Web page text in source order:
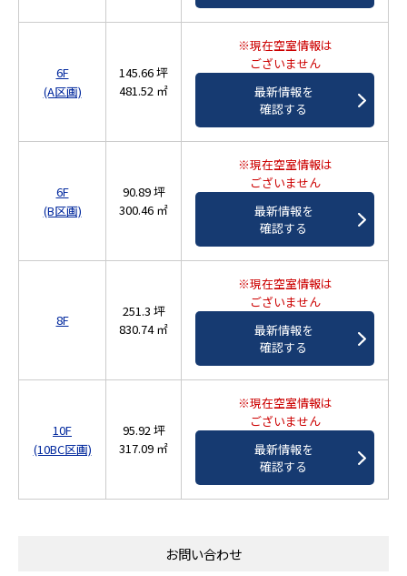
6F
(A区画)
145.66 坪
481.52 ㎡
※現在空室情報は
ございません
最新情報を
確認する
6F
(B区画)
90.89 坪
300.46 ㎡
※現在空室情報は
ございません
最新情報を
確認する
8F
251.3 坪
830.74 ㎡
※現在空室情報は
ございません
最新情報を
確認する
10F
(10BC区画)
95.92 坪
317.09 ㎡
※現在空室情報は
ございません
最新情報を
確認する
お問い合わせ